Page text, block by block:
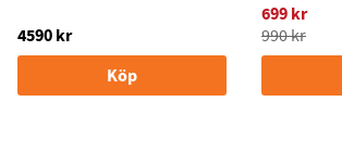
4590 kr
Köp
699 kr
990 kr